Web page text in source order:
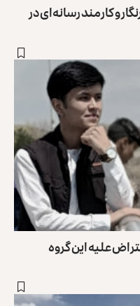
خبرنگاران: ۱۲۲ خبرنگار و کارمند رسانه‌ای در
علیه این گروه